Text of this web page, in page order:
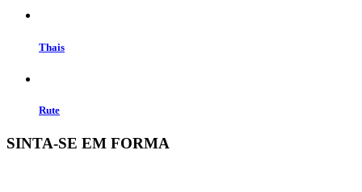
Thais
Rute
SINTA-SE EM FORMA